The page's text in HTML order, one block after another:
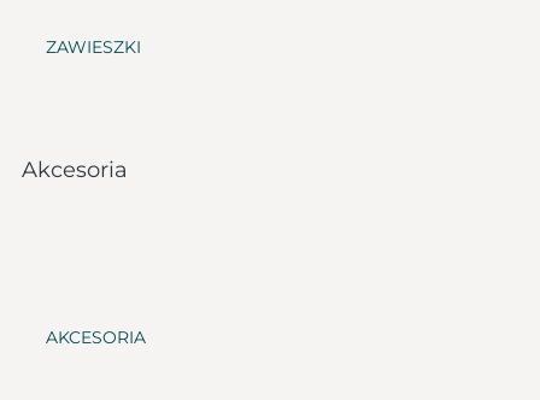
ZAWIESZKI
Akcesoria
AKCESORIA